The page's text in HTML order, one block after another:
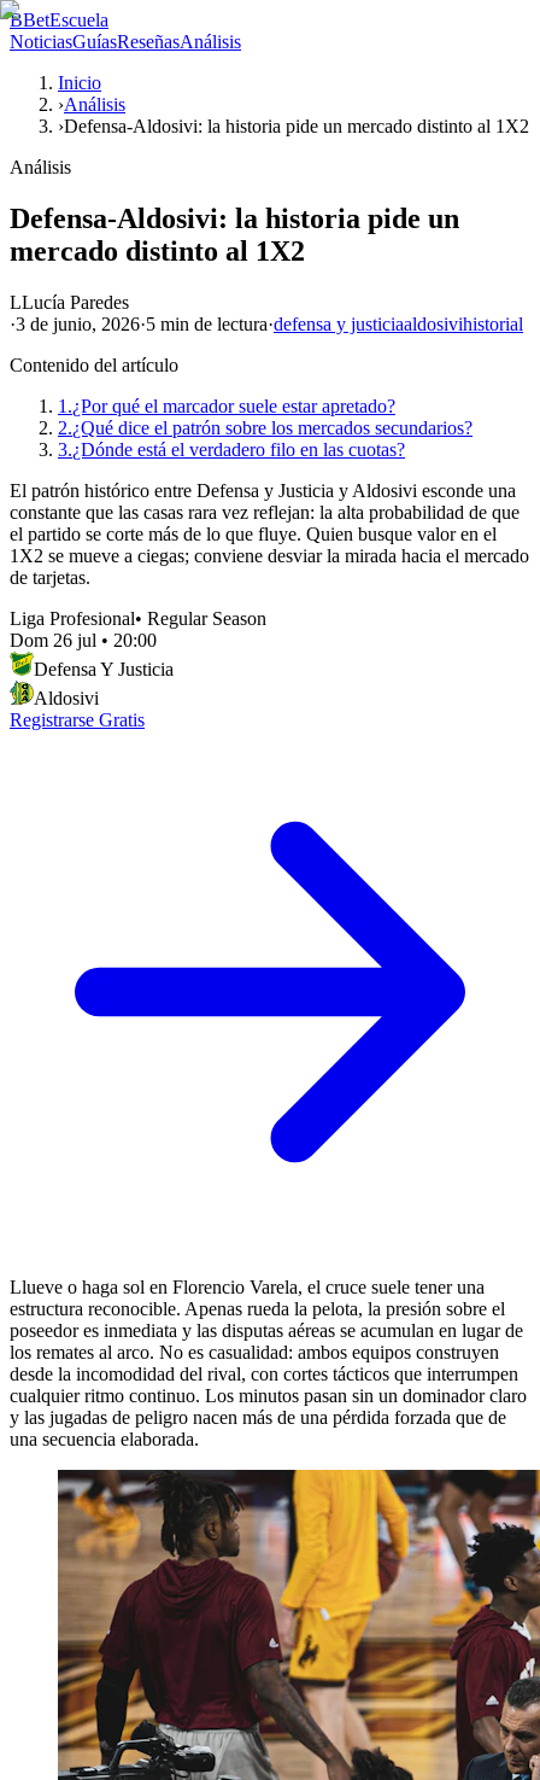
BBetEscuela
NoticiasGuíasReseñasAnálisis
Inicio
›Análisis
›Defensa-Aldosivi: la historia pide un mercado distinto al 1X2
Análisis
Defensa-Aldosivi: la historia pide un
mercado distinto al 1X2
LLucía Paredes
·3 de junio, 2026·5 min de lectura·defensa y justiciaaldosivihistorial
Contenido del artículo
1.¿Por qué el marcador suele estar apretado?
2.¿Qué dice el patrón sobre los mercados secundarios?
3.¿Dónde está el verdadero filo en las cuotas?
El patrón histórico entre Defensa y Justicia y Aldosivi esconde una
constante que las casas rara vez reflejan: la alta probabilidad de que
el partido se corte más de lo que fluye. Quien busque valor en el
1X2 se mueve a ciegas; conviene desviar la mirada hacia el mercado
de tarjetas.
Liga Profesional• Regular Season
Dom 26 jul • 20:00
Defensa Y Justicia
Aldosivi
Registrarse Gratis
Llueve o haga sol en Florencio Varela, el cruce suele tener una
estructura reconocible. Apenas rueda la pelota, la presión sobre el
poseedor es inmediata y las disputas aéreas se acumulan en lugar de
los remates al arco. No es casualidad: ambos equipos construyen
desde la incomodidad del rival, con cortes tácticos que interrumpen
cualquier ritmo continuo. Los minutos pasan sin un dominador claro
y las jugadas de peligro nacen más de una pérdida forzada que de
una secuencia elaborada.